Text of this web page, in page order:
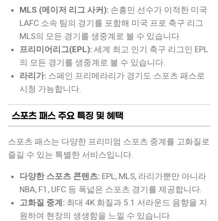
MLS (메이저 리그 사커): 손흥민 선수가 이적한 미국
LAFC 소속 팀의 경기를 포함해 미국 프로 축구 리그
MLS의 모든 경기를 생중계로 볼 수 있습니다.
프리미어리그(EPL): 세계 최고 인기 축구 리그인 EPL
의 모든 경기를 생중계로 볼 수 있습니다.
라리가: 스페인 프리메라리가 경기도 스포츠 패스로
시청 가능합니다.
스포츠 패스 주요 특징 및 혜택
스포츠 패스는 다양한 프리미엄 스포츠 중계를 고화질로
즐길 수 있는 특별한 서비스입니다.
다양한 스포츠 콘텐츠: EPL, MLS, 라리가뿐만 아니라
NBA, F1, UFC 등 폭넓은 스포츠 경기를 제공합니다.
고화질 중계: 최대 4K 화질과 5.1 서라운드 음향을 지
원하여 현장의 생생함을 느낄 수 있습니다.